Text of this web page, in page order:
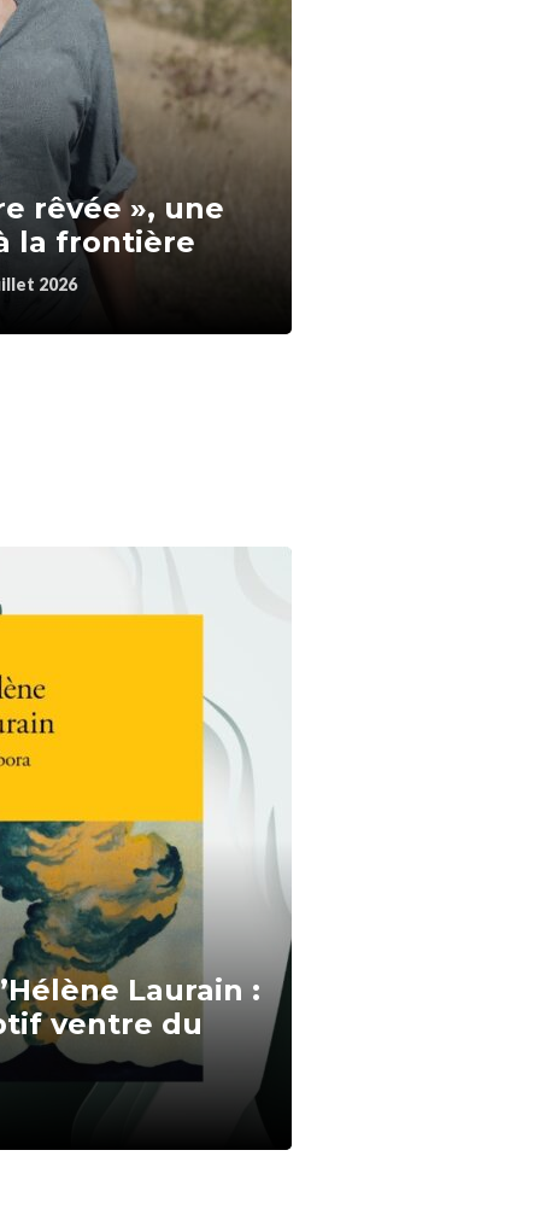
rêvée », une
la frontière
2026
Laurain :
ventre du